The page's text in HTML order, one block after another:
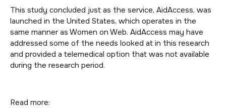
This study concluded just as the service, AidAccess, was
launched in the United States, which operates in the
same manner as Women on Web. AidAccess may have
addressed some of the needs looked at in this research
and provided a telemedical option that was not available
during the research period.
Read more: